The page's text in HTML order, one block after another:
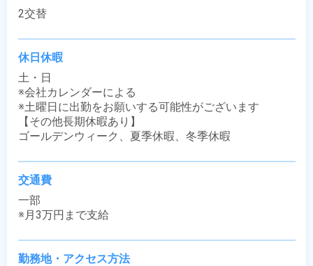
2交替
休日休暇
土・日
※会社カレンダーによる
※土曜日に出勤をお願いする可能性がございます
【その他長期休暇あり】
ゴールデンウィーク、夏季休暇、冬季休暇
交通費
一部
※月3万円まで支給
勤務地・アクセス方法